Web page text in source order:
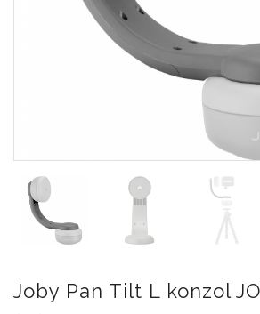
Joby Pan Tilt L konzol